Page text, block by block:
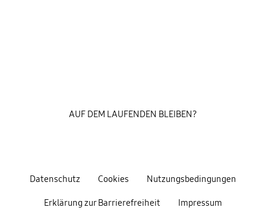
Datenschutz Cookies Nutzungsbedingungen
Erklärung zur Barrierefreiheit Impressum
AUF DEM LAUFENDEN BLEIBEN?